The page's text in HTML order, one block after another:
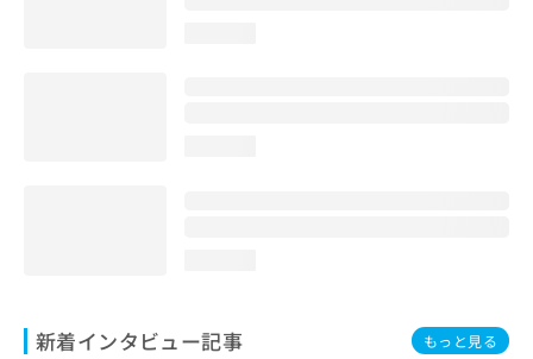
新着インタビュー記事 もっと見る